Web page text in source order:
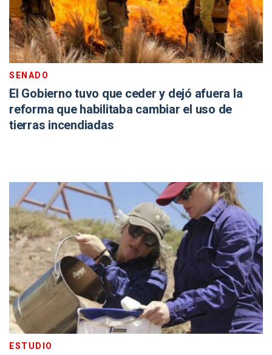
SENADO
El Gobierno tuvo que ceder y dejó afuera la
reforma que habilitaba cambiar el uso de
tierras incendiadas
ESTUDIO